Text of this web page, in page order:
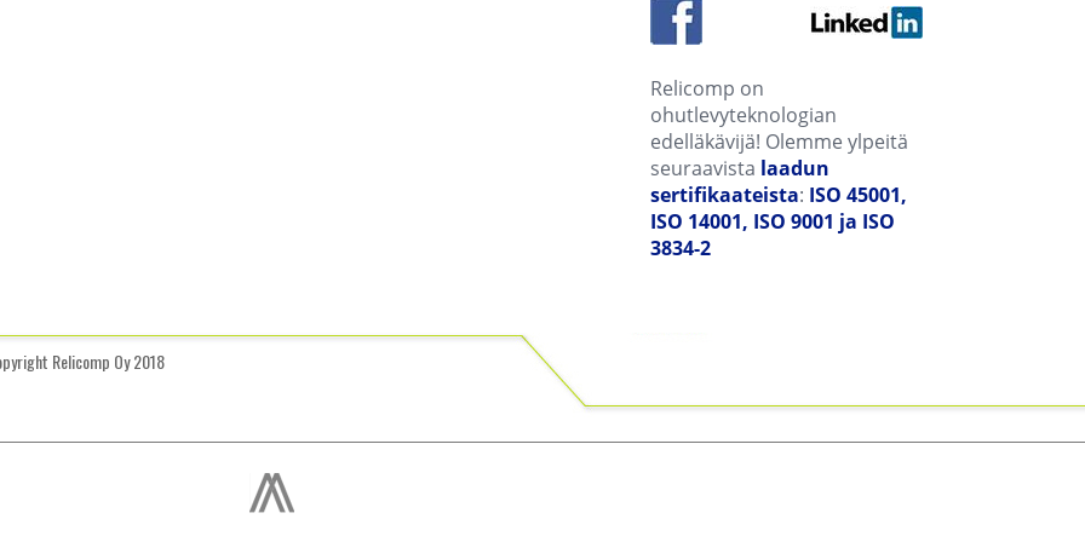
Relicomp on
ohutlevyteknologian
edelläkävijä! Olemme ylpeitä
seuraavista laadun
sertifikaateista: ISO 45001,
ISO 14001, ISO 9001 ja ISO
3834-2
Relicomp Oy 2018